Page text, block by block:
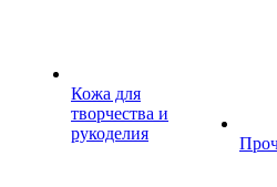
Кожа для
творчества и
рукоделия